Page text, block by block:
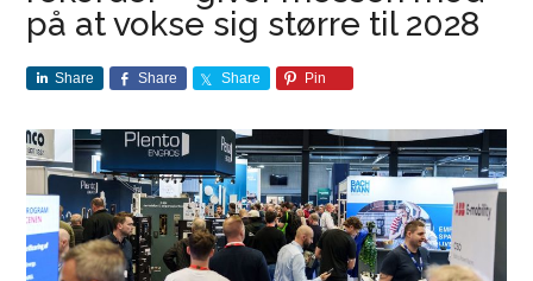
på at vokse sig større til 2028
Share Share Share Pin